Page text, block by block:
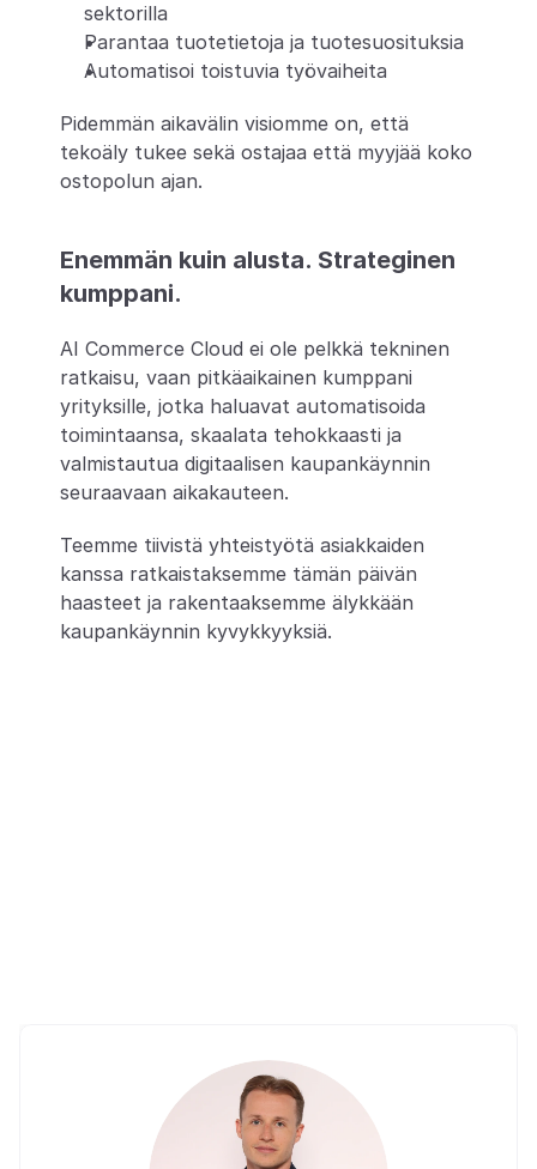
sektorilla
Parantaa tuotetietoja ja tuotesuosituksia
Automatisoi toistuvia työvaiheita
Pidemmän aikavälin visiomme on, että
tekoäly tukee sekä ostajaa että myyjää koko
ostopolun ajan.
Enemmän kuin alusta. Strateginen
kumppani.
AI Commerce Cloud ei ole pelkkä tekninen
ratkaisu, vaan pitkäaikainen kumppani
yrityksille, jotka haluavat automatisoida
toimintaansa, skaalata tehokkaasti ja
valmistautua digitaalisen kaupankäynnin
seuraavaan aikakauteen.
Teemme tiivistä yhteistyötä asiakkaiden
kanssa ratkaistaksemme tämän päivän
haasteet ja rakentaaksemme älykkään
kaupankäynnin kyvykkyyksiä.